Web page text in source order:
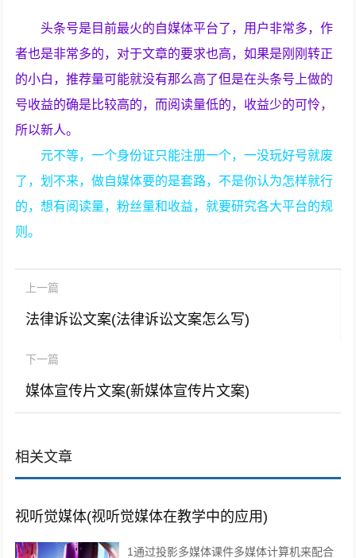
头条号是目前最火的自媒体平台了，用户非常多，作
者也是非常多的，对于文章的要求也高，如果是刚刚转正
的小白，推荐量可能就没有那么高了但是在头条号上做的
号收益的确是比较高的，而阅读量低的，收益少的可怜，
所以新人。
元不等，一个身份证只能注册一个，一没玩好号就废
了，划不来，做自媒体要的是套路，不是你认为怎样就行
的，想有阅读量，粉丝量和收益，就要研究各大平台的规
则。
上一篇
法律诉讼文案(法律诉讼文案怎么写)
下一篇
媒体宣传片文案(新媒体宣传片文案)
相关文章
视听觉媒体(视听觉媒体在教学中的应用)
1通过投影多媒体课件多媒体计算机来配合